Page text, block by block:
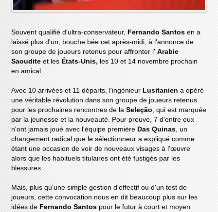
Souvent qualifié d'ultra-conservateur, Fernando Santos en a
laissé plus d'un, bouche bée cet après-midi, à l'annonce de
son groupe de joueurs retenus pour affronter l'Arabie
Saoudite et les États-Unis, les 10 et 14 novembre prochain
en amical.
Avec 10 arrivées et 11 départs, l'ingénieur Lusitaniena opéré
une véritable révolution dans son groupe de joueurs retenus
pour les prochaines rencontres de laSeleção , qui est marquée
par la jeunesse et la nouveauté. Pour preuve, 7 d'entre eux
n'ont jamais joué avec l'équipe première Das Quinas , un
changement radical que le sélectionneur a expliqué comme
étant une occasion de voir de nouveaux visages à l'œuvre
alors que les habituels titulaires ont été fustigés par les
blessures...
Mais, plus qu'une simple gestion d'effectif ou d'un test de
joueurs, cette convocation nous en dit beaucoup plus sur les
idées de Fernando Santos pour le futur à court et moyen